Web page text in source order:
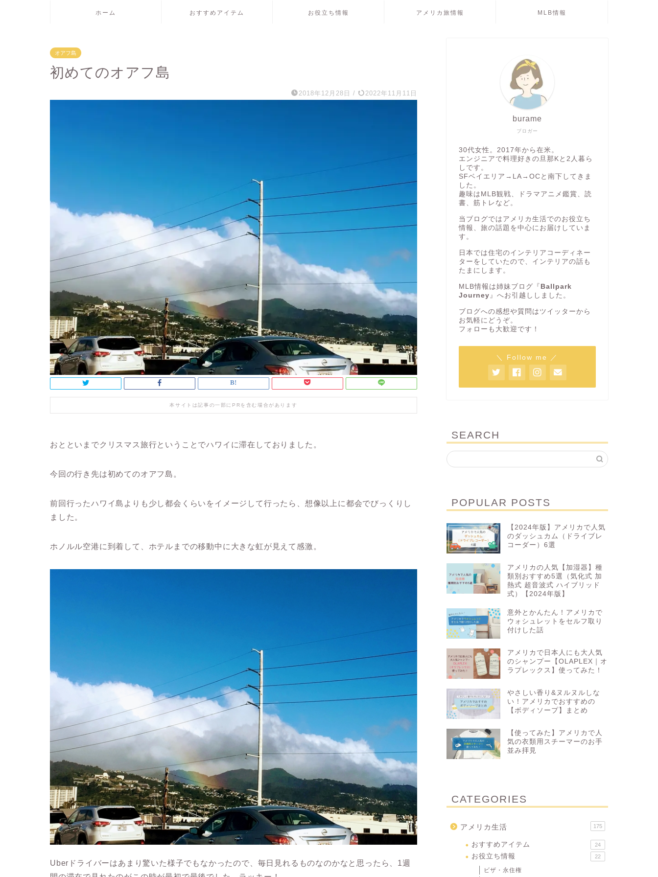
ホーム おすすめアイテム お役立ち情報 アメリカ旅情報 MLB情報
オアフ島
初めてのオアフ島
2018年12月28日 / 2022年11月11日
本サイトは記事の一部にPRを含む場合があります
おとといまでクリスマス旅行ということでハワイに滞在しておりました。
今回の行き先は初めてのオアフ島。
前回行ったハワイ島よりも少し都会くらいをイメージして行ったら、想像以上に都会でびっくりし
ました。
ホノルル空港に到着して、ホテルまでの移動中に大きな虹が見えて感激。
Uberドライバーはあまり驚いた様子でもなかったので、毎日見れるものなのかなと思ったら、1週
ブロガー
burame
30代女性。2017年から在米。
エンジニアで料理好きの旦那Kと2人暮ら
しです。
SFベイエリア→LA→OCと南下してきま
した。
趣味はMLB観戦、ドラマアニメ鑑賞、読
書、筋トレなど。
当ブログではアメリカ生活でのお役立ち
情報、旅の話題を中心にお届けしていま
す。
日本では住宅のインテリアコーディネー
ターをしていたので、インテリアの話も
たまにします。
MLB情報は姉妹ブログ『 Ballpark
Journey 』へお引越ししました。
ブログへの感想や質問はツイッターから
お気軽にどうぞ。
フォローも大歓迎です！
＼ Follow me ／
SEARCH
POPULAR POSTS
【2024年版】アメリカで人気
のダッシュカム（ドライブレ
コーダー）6選
アメリカの人気【加湿器】種
類別おすすめ5選（気化式 加
熱式 超音波式 ハイブリッド
式）【2024年版】
意外とかんたん！アメリカで
ウォシュレットをセルフ取り
付けした話
アメリカで日本人にも大人気
のシャンプー【OLAPLEX｜オ
ラプレックス】使ってみた！
やさしい香り&ヌルヌルしな
い！アメリカでおすすめの
【ボディソープ】まとめ
【使ってみた】アメリカで人
気の衣類用スチーマーのお手
並み拝見
CATEGORIES
アメリカ生活 175
おすすめアイテム 24
お役立ち情報 22
ビザ・永住権